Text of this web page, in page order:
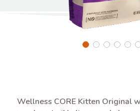
Wellness CORE Kitten Original